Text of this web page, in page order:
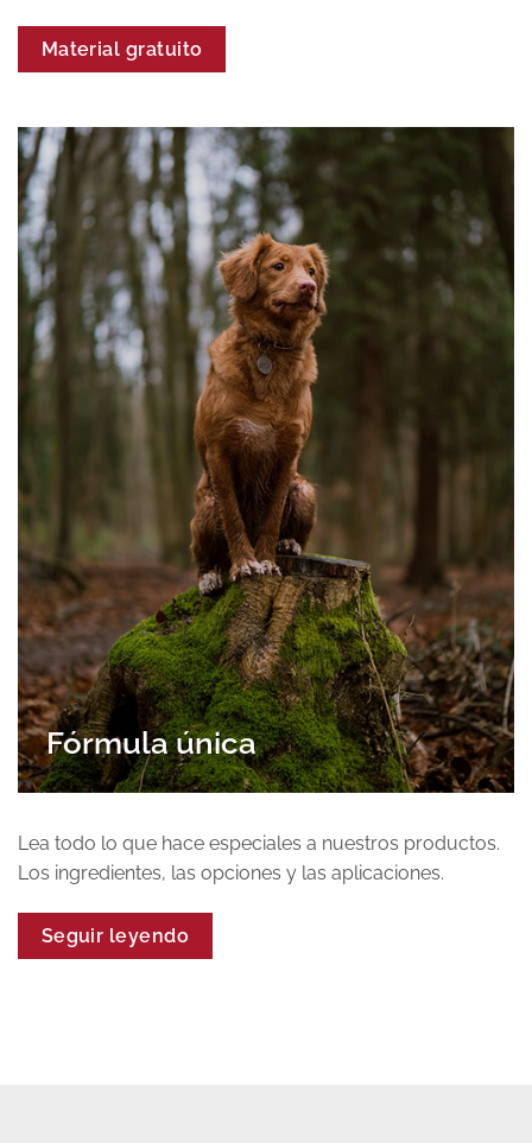
Material gratuito
Fórmula única
Lea todo lo que hace especiales a nuestros productos.
Los ingredientes, las opciones y las aplicaciones.
Seguir leyendo